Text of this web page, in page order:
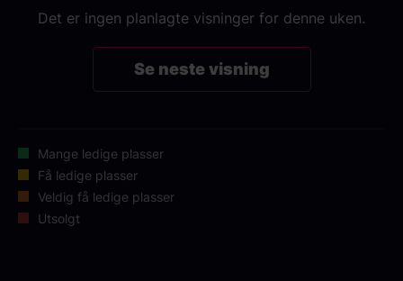
Det er ingen planlagte visninger for denne uken.
Se neste visning
Mange ledige plasser
Få ledige plasser
Veldig få ledige plasser
Utsolgt